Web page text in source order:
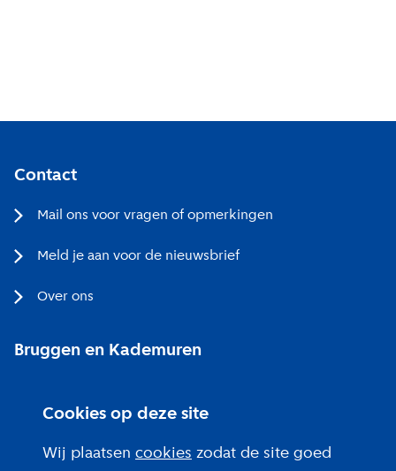
Cookies op deze site
Wij plaatsen cookies zodat de site goed
Contact
Mail ons voor vragen of opmerkingen
Meld je aan voor de nieuwsbrief
Over ons
Bruggen en Kademuren